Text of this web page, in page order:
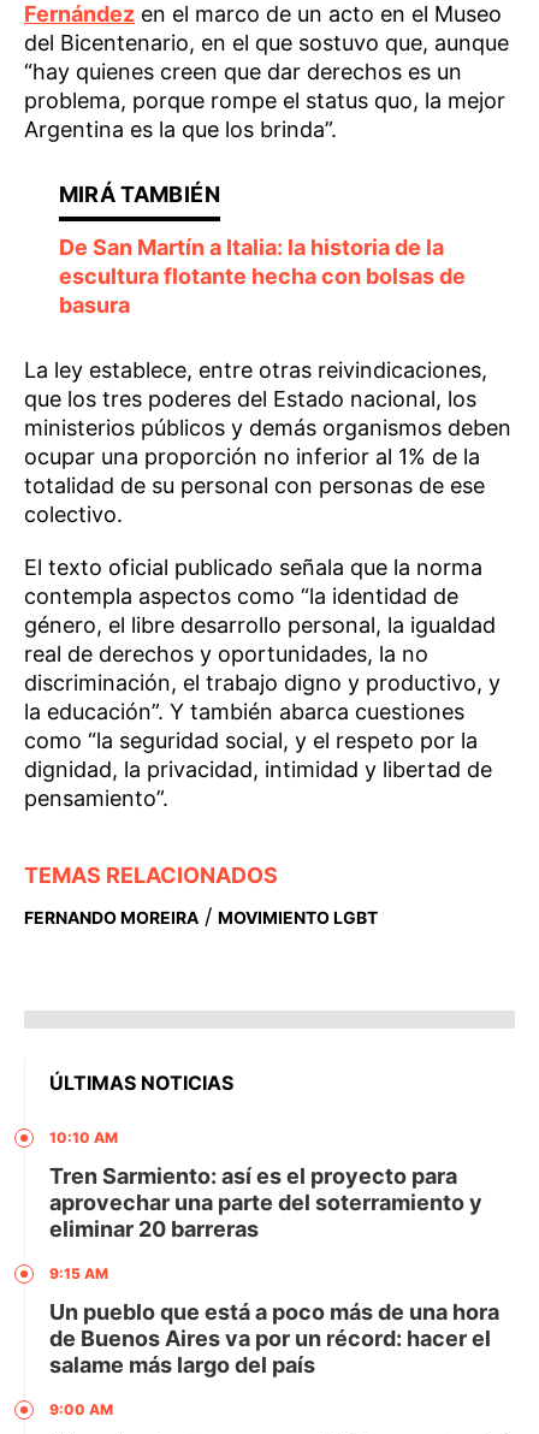
Fernández en el marco de un acto en el Museo
del Bicentenario, en el que sostuvo que, aunque
“hay quienes creen que dar derechos es un
problema, porque rompe el status quo, la mejor
Argentina es la que los brinda”.
De San Martín a Italia: la historia de la
escultura flotante hecha con bolsas de
basura
La ley establece, entre otras reivindicaciones,
que los tres poderes del Estado nacional, los
ministerios públicos y demás organismos deben
ocupar una proporción no inferior al 1% de la
totalidad de su personal con personas de ese
colectivo.
El texto oficial publicado señala que la norma
contempla aspectos como “la identidad de
género, el libre desarrollo personal, la igualdad
real de derechos y oportunidades, la no
discriminación, el trabajo digno y productivo, y
la educación”. Y también abarca cuestiones
como “la seguridad social, y el respeto por la
dignidad, la privacidad, intimidad y libertad de
pensamiento”.
TEMAS RELACIONADOS
FERNANDO MOREIRA / MOVIMIENTO LGBT
ÚLTIMAS NOTICIAS
10:10 AM
Tren Sarmiento: así es el proyecto para
aprovechar una parte del soterramiento y
eliminar 20 barreras
9:15 AM
Un pueblo que está a poco más de una hora
de Buenos Aires va por un récord: hacer el
salame más largo del país
9:00 AM